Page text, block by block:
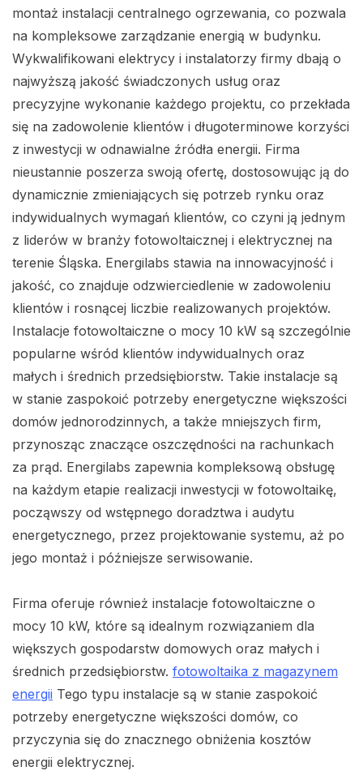
montaż instalacji centralnego ogrzewania, co pozwala
na kompleksowe zarządzanie energią w budynku.
Wykwalifikowani elektrycy i instalatorzy firmy dbają o
najwyższą jakość świadczonych usług oraz
precyzyjne wykonanie każdego projektu, co przekłada
się na zadowolenie klientów i długoterminowe korzyści
z inwestycji w odnawialne źródła energii. Firma
nieustannie poszerza swoją ofertę, dostosowując ją do
dynamicznie zmieniających się potrzeb rynku oraz
indywidualnych wymagań klientów, co czyni ją jednym
z liderów w branży fotowoltaicznej i elektrycznej na
terenie Śląska. Energilabs stawia na innowacyjność i
jakość, co znajduje odzwierciedlenie w zadowoleniu
klientów i rosnącej liczbie realizowanych projektów.
Instalacje fotowoltaiczne o mocy 10 kW są szczególnie
popularne wśród klientów indywidualnych oraz
małych i średnich przedsiębiorstw. Takie instalacje są
w stanie zaspokoić potrzeby energetyczne większości
domów jednorodzinnych, a także mniejszych firm,
przynosząc znaczące oszczędności na rachunkach
za prąd. Energilabs zapewnia kompleksową obsługę
na każdym etapie realizacji inwestycji w fotowoltaikę,
począwszy od wstępnego doradztwa i audytu
energetycznego, przez projektowanie systemu, aż po
jego montaż i późniejsze serwisowanie.
Firma oferuje również instalacje fotowoltaiczne o
mocy 10 kW, które są idealnym rozwiązaniem dla
większych gospodarstw domowych oraz małych i
średnich przedsiębiorstw. fotowoltaika z magazynem
energii Tego typu instalacje są w stanie zaspokoić
potrzeby energetyczne większości domów, co
przyczynia się do znacznego obniżenia kosztów
energii elektrycznej.